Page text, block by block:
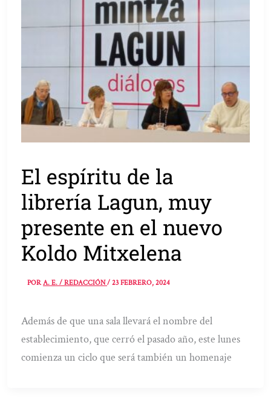
El espíritu de la
librería Lagun, muy
presente en el nuevo
Koldo Mitxelena
PORA. E. / REDACCIÓN/23 FEBRERO, 2024
Además de que una sala llevará el nombre del
establecimiento, que cerró el pasado año, este lunes
comienza un ciclo que será también un homenaje